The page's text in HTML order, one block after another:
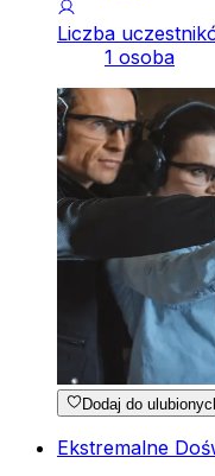
Liczba
1 osoba
Dodaj do
Ekstremalne